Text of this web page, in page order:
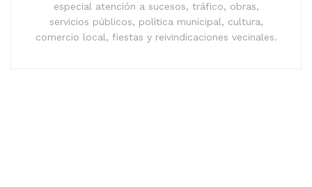
especial atención a sucesos, tráfico, obras,
servicios públicos, política municipal, cultura,
comercio local, fiestas y reivindicaciones vecinales.